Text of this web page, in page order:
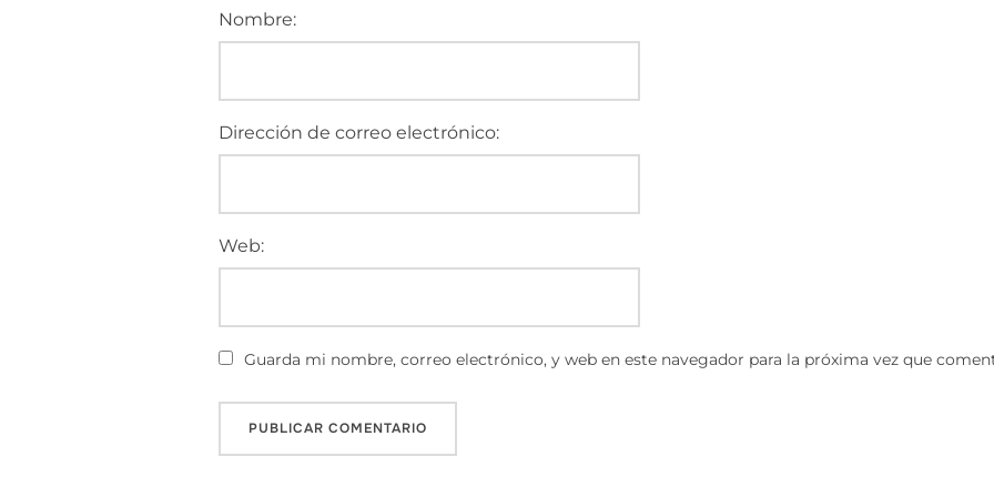
Nombre:
Dirección de correo electrónico:
Web:
Guarda mi nombre, correo electrónico, y web en este navegador para la próxima vez que